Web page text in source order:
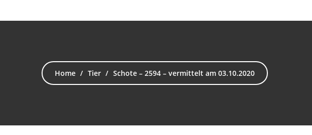
Home Tier Schote – 2594 – vermittelt am 03.10.2020